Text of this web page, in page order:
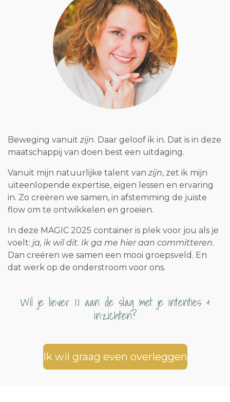
Beweging vanuit zijn. Daar geloof ik in. Dat is in deze
maatschappij van doen best een uitdaging.
Vanuit mijn natuurlijke talent van zijn, zet ik mijn
uiteenlopende expertise, eigen lessen en ervaring
in. Zo creëren we samen, in afstemming de juiste
flow om te ontwikkelen en groeien.
In deze MAGIC 2025 container is plek voor jou als je
voelt: ja, ik wil dit. Ik ga me hier aan committeren.
Dan creëren we samen een mooi groepsveld. En
dat werk op de onderstroom voor ons.
Wil je liever 1:1 aan de slag met je intenties &
inzichten?
Ik wil graag even overleggen